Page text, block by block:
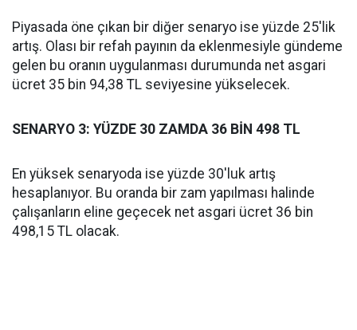
Piyasada öne çıkan bir diğer senaryo ise yüzde 25'lik
artış. Olası bir refah payının da eklenmesiyle gündeme
gelen bu oranın uygulanması durumunda net asgari
ücret 35 bin 94,38 TL seviyesine yükselecek.
SENARYO 3: YÜZDE 30 ZAMDA 36 BİN 498 TL
En yüksek senaryoda ise yüzde 30'luk artış
hesaplanıyor. Bu oranda bir zam yapılması halinde
çalışanların eline geçecek net asgari ücret 36 bin
498,15 TL olacak.